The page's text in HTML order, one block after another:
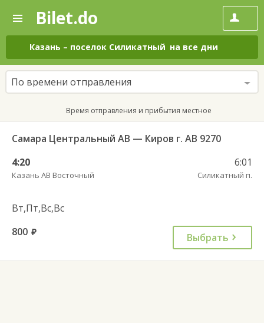
—
Поиск
и
покупка
билетов
на
автобус
онлайн
Bilet.do
Казань – поселок Силикатный на все дни
По времени отправления
Время отправления и прибытия местное
Самара Центральный АВ — Киров г. АВ 9270
4:20
Казань АВ Восточный
6:01
Силикатный п.
Вт,Пт,Вс,Вс
800 руб. Выбрать